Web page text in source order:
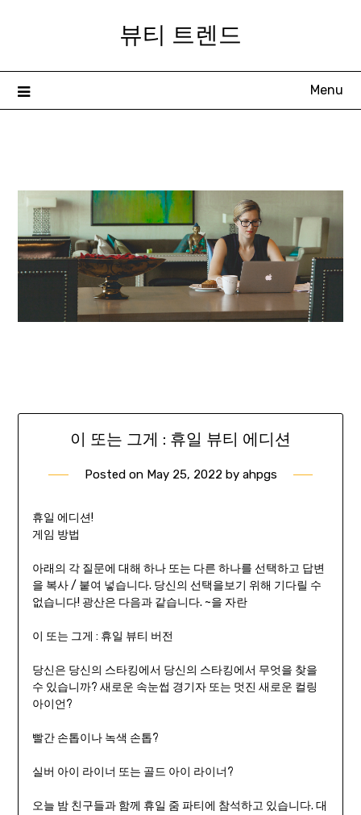
뷰티 트렌드
Menu
이 또는 그게 : 휴일 뷰티 에디션
Posted on May 25, 2022 by ahpgs
휴일 에디션!
게임 방법
아래의 각 질문에 대해 하나 또는 다른 하나를 선택하고 답변
을 복사 / 붙여 넣습니다. 당신의 선택을보기 위해 기다릴 수
없습니다! 광산은 다음과 같습니다. ~을 자란
이 또는 그게 : 휴일 뷰티 버전
당신은 당신의 스타킹에서 당신의 스타킹에서 무엇을 찾을
수 있습니까? 새로운 속눈썹 경기자 또는 멋진 새로운 컬링
아이언?
빨간 손톱이나 녹색 손톱?
실버 아이 라이너 또는 골드 아이 라이너?
오늘 밤 친구들과 함께 휴일 줌 파티에 참석하고 있습니다. 대